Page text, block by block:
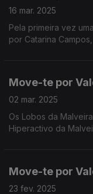
16 mar. 2025
Pela primeira vez
por Catarina
Move-te por
02 mar. 2025
Os Lobos da
Hiperactivo da
Move-te por
23 fev. 2025